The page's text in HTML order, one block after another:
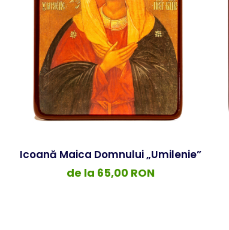
Icoană Maica Domnului „Umilenie”
de la 65,00 RON